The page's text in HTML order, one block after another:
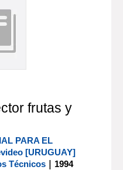
frutas y
PARA EL
[URUGUAY]
Técnicos | 1994